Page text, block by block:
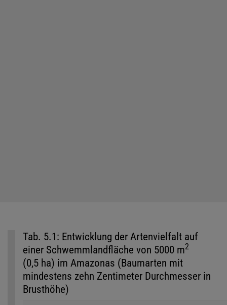
Tab. 5.1: Entwicklung der Artenvielfalt auf
einer Schwemmlandfläche von 5000 m2
(0,5 ha) im Amazonas (Baumarten mit
mindestens zehn Zentimeter Durchmesser in
Brusthöhe)